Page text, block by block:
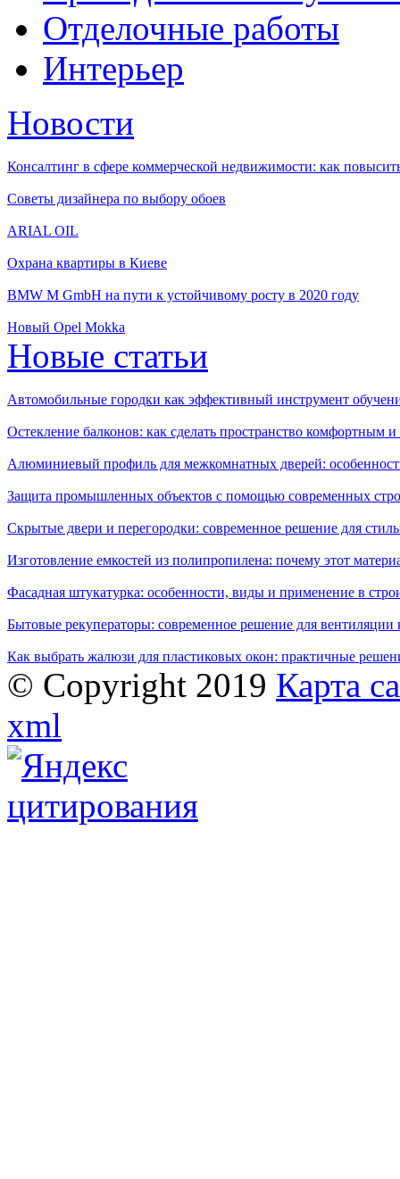
Отделочные работы
Интерьер
Новости
Консалтинг в сфере коммерческой недвижимости: как
Советы дизайнера по выбору обоев
ARIAL OIL
Охрана квартиры в Киеве
BMW M GmbH на пути к устойчивому росту в 2020 году
Новый Opel Mokka
Новые статьи
Автомобильные городки как эффективный инструмент
Остекление балконов: как сделать пространство комфортным
Алюминиевый профиль для межкомнатных дверей:
Защита промышленных объектов с помощью современных
Скрытые двери и перегородки: современное решение для
Изготовление емкостей из полипропилена: почему этот
Фасадная штукатурка: особенности, виды и применение в
Бытовые рекуператоры: современное решение для вентиляции
Как выбрать жалюзи для пластиковых окон: практичные
© Copyright 2019 Карта
xml